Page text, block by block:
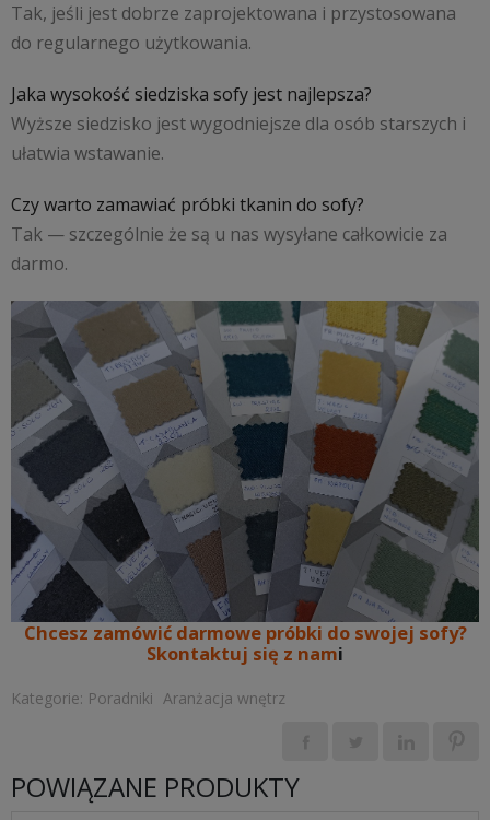
Tak, jeśli jest dobrze zaprojektowana i przystosowana
do regularnego użytkowania.
Jaka wysokość siedziska sofy jest najlepsza?
Wyższe siedzisko jest wygodniejsze dla osób starszych i
ułatwia wstawanie.
Czy warto zamawiać próbki tkanin do sofy?
Tak — szczególnie że są u nas wysyłane całkowicie za
darmo.
Chcesz zamówić darmowe próbki do swojej sofy?
Skontaktuj się z nami
Kategorie: Poradniki Aranżacja wnętrz
POWIĄZANE PRODUKTY